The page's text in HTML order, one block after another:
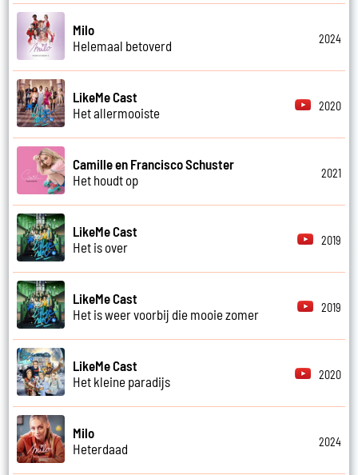
Milo
Helemaal betoverd
2024
LikeMe Cast
Het allermooiste
2020
Camille en Francisco Schuster
Het houdt op
2021
LikeMe Cast
Het is over
2019
LikeMe Cast
Het is weer voorbij die mooie zomer
2019
LikeMe Cast
Het kleine paradijs
2020
Milo
Heterdaad
2024